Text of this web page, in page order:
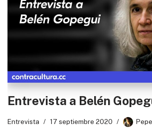
Entrevista a Belén
Entrevista 17 septiembre 2020